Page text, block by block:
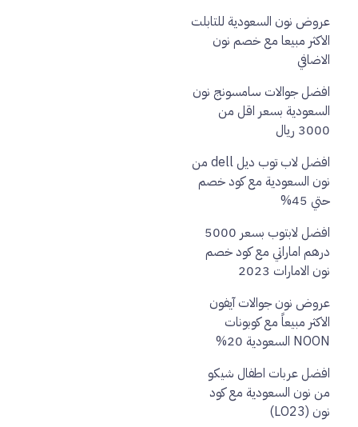
عروض نون السعودية للتابلت
الاكثر مبيعا مع خصم نون
الاضافي
افضل جوالات سامسونج نون
السعودية بسعر اقل من
3000 ريال
افضل لاب توب ديل dell من
نون السعودية مع كود خصم
حتي 45%
افضل لابتوب بسعر 5000
درهم اماراتي مع كود خصم
نون الامارات 2023
عروض نون جوالات آيفون
الاكثر مبيعاً مع كوبونات
NOON السعودية 20%
افضل عربات اطفال شيكو
من نون السعودية مع كود
نون (LO23)